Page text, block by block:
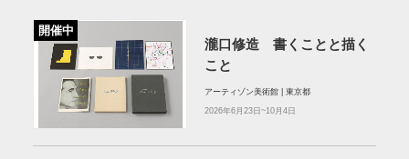
開催中
瀧口修造 書くことと描く
こと
アーティゾン美術館 | 東京都
2026年6月23日~10月4日